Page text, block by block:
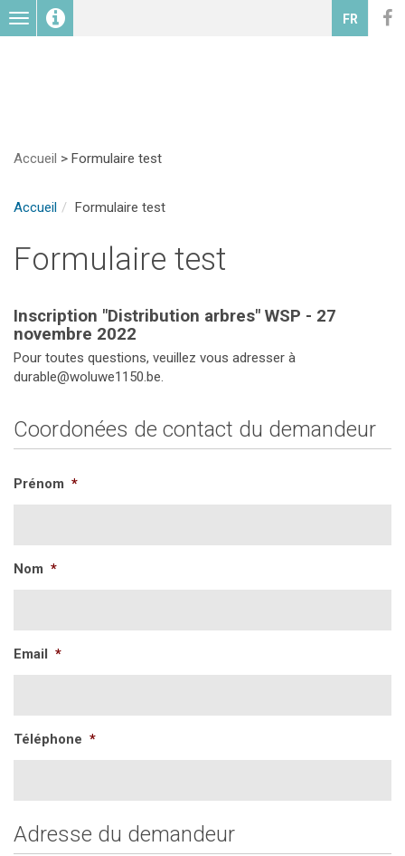
Toggle
navigation
FR
Accueil > Formulaire test
Accueil Formulaire test
Formulaire test
Inscription "Distribution arbres" WSP - 27
novembre 2022
Pour toutes questions, veuillez vous adresser à
durable@woluwe1150.be.
Coordonées de contact du demandeur
Prénom *
Nom *
Email *
Téléphone *
Adresse du demandeur